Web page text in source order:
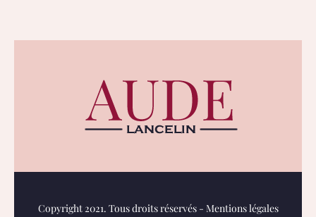
Copyright 2021. Tous droits réservés - Mentions légales